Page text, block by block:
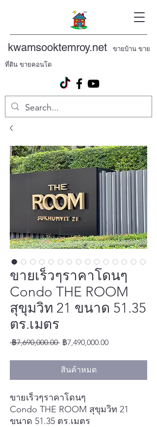
kwamsooktemroy.net ขายบ้าน ขาย
ที่ดิน ขายคอนโด
ขายเร็วๆราคาโดนๆ
Condo THE ROOM
สุขุมวิท 21 ขนาด 51.35
ตร.เมตร
฿7,690,000.00 ราคา
฿7,490,000.00ราคา
สินค้าหมด
ขายเร็วๆราคาโดนๆ
Condo THE ROOM สุขุมวิท 21
ขนาด 51.35 ตร.เมตร